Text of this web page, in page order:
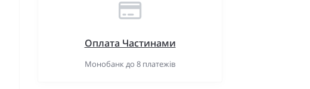
Оплата Частинами
Монобанк до 8 платежів